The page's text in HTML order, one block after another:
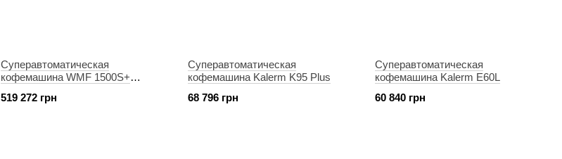
Суперавтоматическая
кофемашина WMF 1500S+
519 272 грн
Суперавтоматическая
кофемашина Kalerm K95 Plus
68 796 грн
Суперавтоматическая
кофемашина Kalerm E60L
60 840 грн